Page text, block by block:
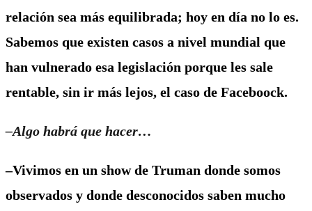
relación sea más equilibrada; hoy en día no lo es.
Sabemos que existen casos a nivel mundial que
han vulnerado esa legislación porque les sale
rentable, sin ir más lejos, el caso de Faceboock.
–Algo habrá que hacer…
–Vivimos en un show de Truman donde somos
observados y donde desconocidos saben mucho